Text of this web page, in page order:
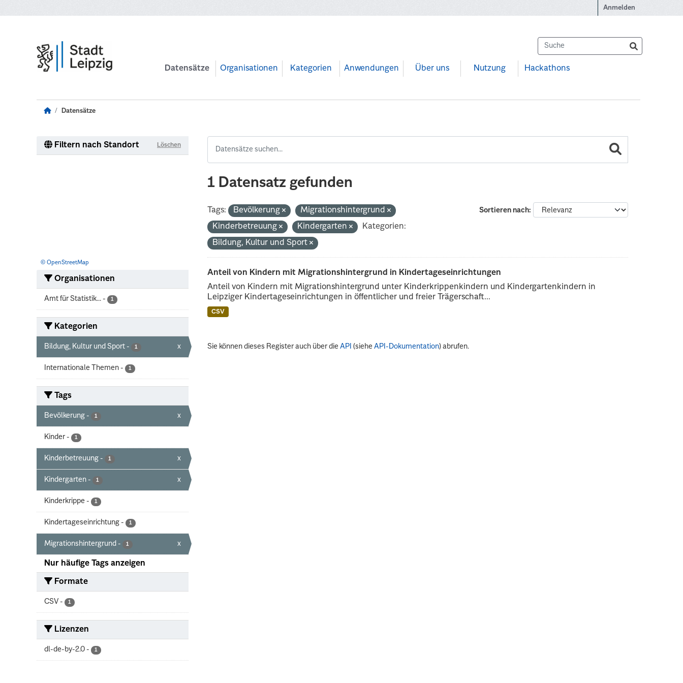
Anmelden
Datensätze Organisationen Kategorien Anwendungen Über uns Nutzung Hackathons
Datensätze
Filtern nach Standort Löschen
© OpenStreetMap
Organisationen
Amt für Statistik... - 1
Kategorien
Bildung, Kultur und Sport - 1 x
Internationale Themen - 1
Tags
Bevölkerung - 1 x
Kinder - 1
Kinderbetreuung - 1 x
Kindergarten - 1 x
Kinderkrippe - 1
Kindertageseinrichtung - 1
Migrationshintergrund - 1 x
Nur häufige Tags anzeigen
Formate
CSV - 1
Lizenzen
dl-de-by-2.0 - 1
1 Datensatz gefunden
Sortieren nach
Tags: Bevölkerung
Migrationshintergrund
Kinderbetreuung
Kindergarten
Kategorien:
Bildung, Kultur und Sport
Anteil von Kindern mit Migrationshintergrund in Kindertageseinrichtungen
Anteil von Kindern mit Migrationshintergrund unter Kinderkrippenkindern und Kindergartenkindern in
Leipziger Kindertageseinrichtungen in öffentlicher und freier Trägerschaft...
CSV
Sie können dieses Register auch über dieAPI (sieheAPI-Dokumentation) abrufen.